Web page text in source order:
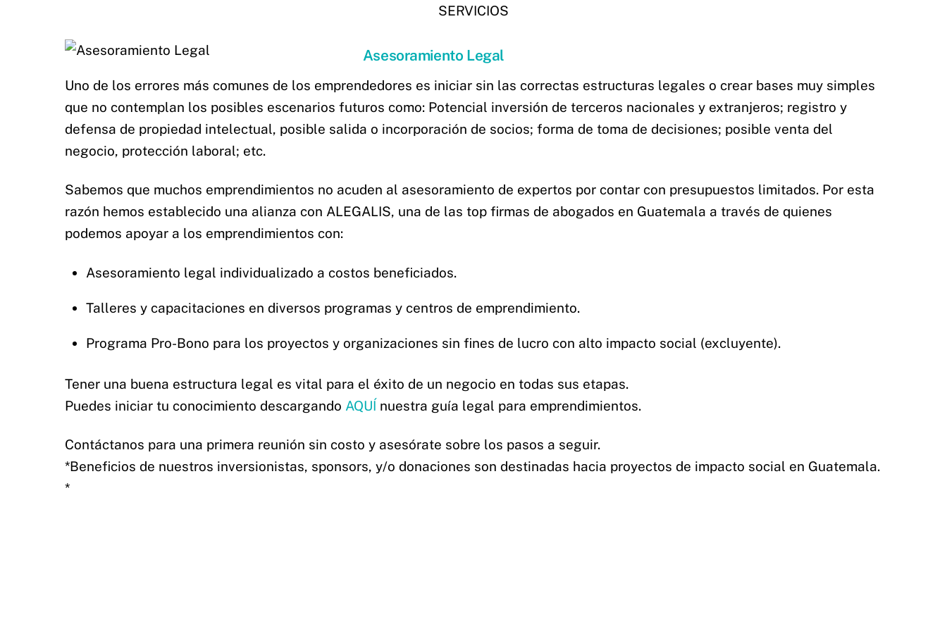
SERVICIOS
Asesoramiento Legal
Uno de los errores más comunes de los emprendedores es iniciar sin las correctas estructuras legales o crear bases muy simples
que no contemplan los posibles escenarios futuros como: Potencial inversión de terceros nacionales y extranjeros; registro y
defensa de propiedad intelectual, posible salida o incorporación de socios; forma de toma de decisiones; posible venta del
negocio, protección laboral; etc.
Sabemos que muchos emprendimientos no acuden al asesoramiento de expertos por contar con presupuestos limitados. Por esta
razón hemos establecido una alianza con ALEGALIS, una de las top firmas de abogados en Guatemala a través de quienes
podemos apoyar a los emprendimientos con:
Asesoramiento legal individualizado a costos beneficiados.
Talleres y capacitaciones en diversos programas y centros de emprendimiento.
Programa Pro-Bono para los proyectos y organizaciones sin fines de lucro con alto impacto social (excluyente).
Tener una buena estructura legal es vital para el éxito de un negocio en todas sus etapas.
Puedes iniciar tu conocimiento descargando AQUÍ nuestra guía legal para emprendimientos.
Contáctanos para una primera reunión sin costo y asesórate sobre los pasos a seguir.
*Beneficios de nuestros inversionistas, sponsors, y/o donaciones son destinadas hacia proyectos de impacto social en Guatemala.
*